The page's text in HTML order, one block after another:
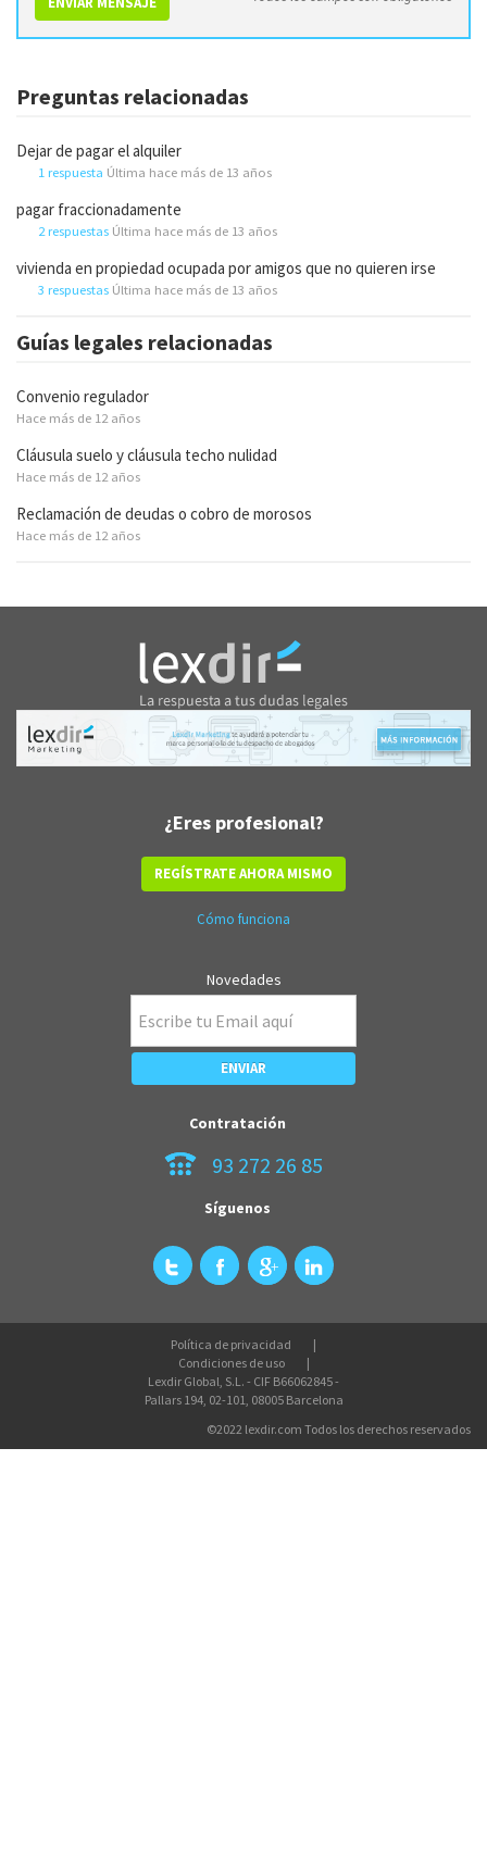
Preguntas relacionadas
Dejar de pagar el alquiler
1 respuesta Última hace más de 13 años
pagar fraccionadamente
2 respuestas Última hace más de 13 años
vivienda en propiedad ocupada por amigos que no quieren irse
3 respuestas Última hace más de 13 años
Guías legales relacionadas
Convenio regulador
Hace más de 12 años
Cláusula suelo y cláusula techo nulidad
Hace más de 12 años
Reclamación de deudas o cobro de morosos
Hace más de 12 años
¿Eres profesional?
REGÍSTRATE AHORA MISMO
Cómo funciona
Novedades
Contratación
93 272 26 85
Síguenos
Política de privacidad
Condiciones de uso
Lexdir Global, S.L. - CIF B66062845 -
Pallars 194, 02-101, 08005 Barcelona
©2022 lexdir.com Todos los derechos reservados